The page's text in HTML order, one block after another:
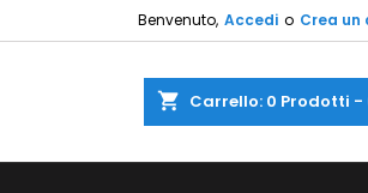
Benvenuto, Accedi o Crea un
shopping_cart Carrello: 0 Prodotti -